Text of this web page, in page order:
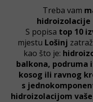
Treba vam
hidroizolacije
S popisa top 10
mjestu Lošinj
kao što je:
balkona, podruma
kosog ili ravnog
s
hidroizolacijom